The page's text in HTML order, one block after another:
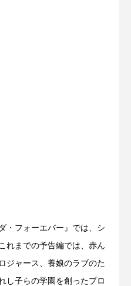
・フォーエバー』では、シ
れまでの予告編では、赤ん
ジャース、養娘のラブのた
し子らの学園を創ったプロ